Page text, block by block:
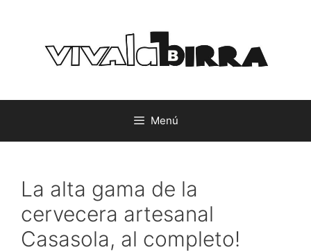
contenido
Menú
La alta gama de la
cervecera artesanal
Casasola, al completo!